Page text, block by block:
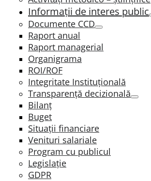
Informații de interes public
Documente CCD
Raport anual
Raport managerial
Organigrama
ROI/ROF
Integritate Instituțională
Transparenţă decizională
Bilanț
Buget
Situații financiare
Venituri salariale
Program cu publicul
Legislație
GDPR